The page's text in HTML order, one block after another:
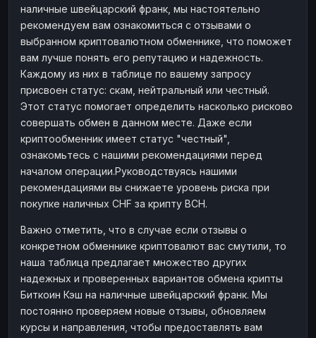
наличные швейцарский франк, мы настоятельно
рекомендуем вам ознакомиться с отзывами о
выбранном криптовалютном обменнике, что поможет
вам лучше понять его репутацию и надежность.
Каждому из них в таблице по вашему запросу
присвоен статус: скам, нейтральный или честный.
Этот статус помогает определить насколько рисково
совершать обмен в данном месте. Даже если
криптообменник имеет статус "честный",
ознакомьтесь с нашими рекомендациями перед
началом операции.Руководствуясь нашими
рекомендациями вы снижаете уровень риска при
покупке наличных CHF за крипту BCH.
Важно отметить, что в случае если отзывы о
конкретном обменнике криптовалют вас смутили, то
наша таблица предлагает множество других
надежных и проверенных вариантов обмена крипты
Биткоин Кэш на наличные швейцарский франк. Мы
постоянно проверяем новые отзывы, обновляем
курсы и направления, чтобы предоставлять вам